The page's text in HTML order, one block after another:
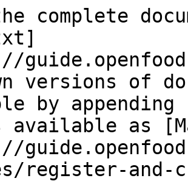
complete
versions of
by
available as
register-and-